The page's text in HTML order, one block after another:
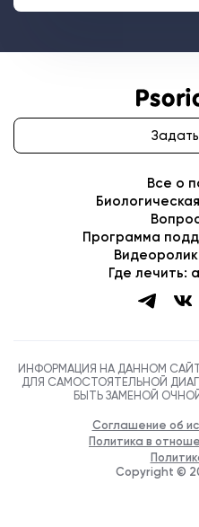
Все о
Программа
Где лечить:
ИНФОРМАЦИЯ НА ДАННОМ
ДЛЯ САМОСТОЯТЕЛЬНОЙ
БЫТЬ ЗАМЕНОЙ
Copyright ©
Соглашение об
Политика в